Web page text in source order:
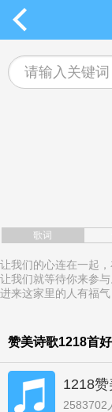
歌词
让我们的心连在一起
让我们就等待你来参
进来这家里的人有福
赞美诗歌1218首
1218
2583702